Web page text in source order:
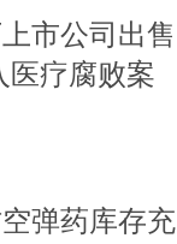
市公司出售
医疗腐败案
弹药库存充